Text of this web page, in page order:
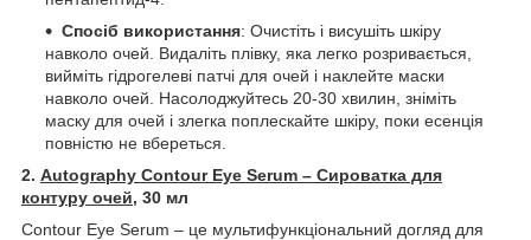
Спосіб використання: Очистіть і висушіть шкіру
навколо очей. Видаліть плівку, яка легко розривається,
вийміть гідрогелеві патчі для очей і наклейте маски
навколо очей. Насолоджуйтесь 20-30 хвилин, зніміть
маску для очей і злегка поплескайте шкіру, поки есенція
повністю не вбереться.
2. Autography Contour Eye Serum – Сироватка для
контуру очей, 30 мл
Contour Eye Serum – це мультифункцiональний догляд для